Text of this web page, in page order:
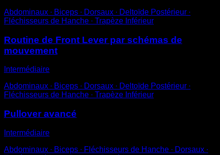
Abdominaux ∙ Biceps ∙ Dorsaux ∙ Deltoïde Postérieur ∙
Fléchisseurs de Hanche ∙ Trapèze Inférieur
Routine de Front Lever par schémas de
mouvement
Intermédiaire
Abdominaux ∙ Biceps ∙ Dorsaux ∙ Deltoïde Postérieur ∙
Fléchisseurs de Hanche ∙ Trapèze Inférieur
Pullover avancé
Intermédiaire
Abdominaux ∙ Biceps ∙ Fléchisseurs de Hanche ∙ Dorsaux ∙